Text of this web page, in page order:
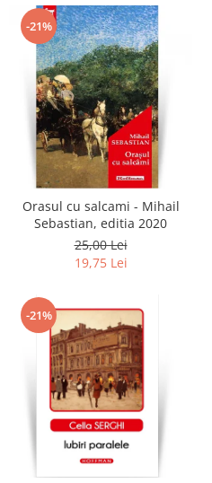
-21%
Orasul cu salcami - Mihail
Sebastian, editia 2020
25,00 Lei
19,75 Lei
-21%